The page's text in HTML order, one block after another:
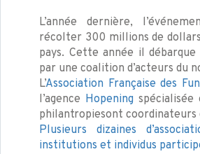
L’année dernière,
récolter 300 millions de
pays. Cette année il
par une coalition d’acteurs du
L’Association Française des
l’agence Hopening
philantropiesont coordinateurs
Plusieurs dizaines
institutions et individus